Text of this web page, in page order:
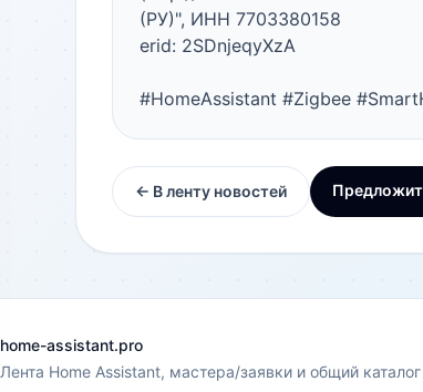
(РУ)", ИНН 7703380158
erid: 2SDnjeqyXzA
#HomeAssistant #Zigbee
← В ленту новостей
home-assistant.pro
Лента Home Assistant, мастера/заявки и общий